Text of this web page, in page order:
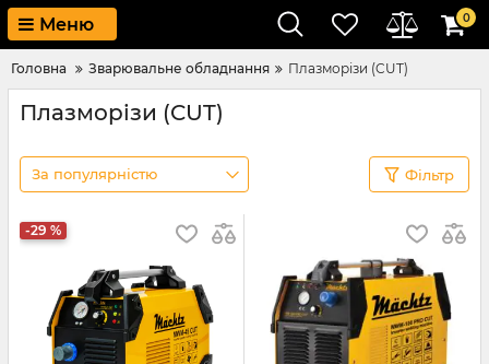
Меню 0
Головна Зварювальне обладнання Плазморізи (CUT)
Плазморізи (CUT)
За популярністю Фільтр
-29 %